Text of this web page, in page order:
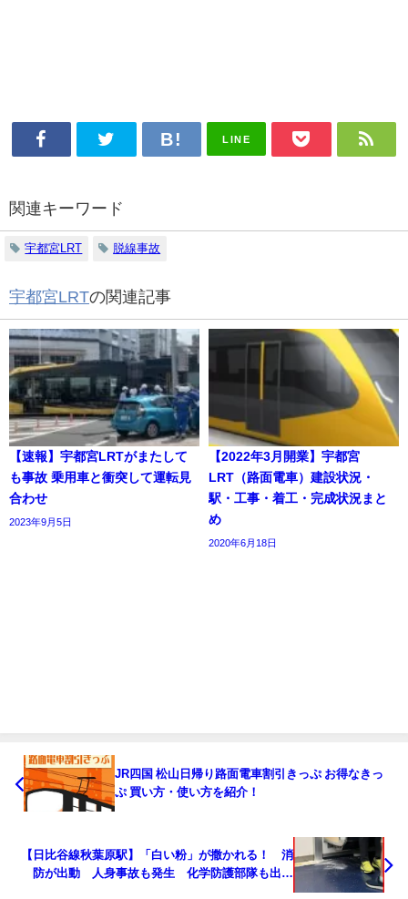
LINE
関連キーワード
宇都宮LRT 脱線事故
宇都宮LRTの関連記事
【速報】宇都宮LRTがまたして
も事故 乗用車と衝突して運転見
合わせ
2023年9月5日
【2022年3月開業】宇都宮
LRT（路面電車）建設状況・
駅・工事・着工・完成状況まと
め
2020年6月18日
JR四国 松山日帰り路面電車割引きっぷ お得なきっ
ぷ 買い方・使い方を紹介！
【日比谷線秋葉原駅】「白い粉」が撒かれる！ 消
防が出動 人身事故も発生 化学防護部隊も出動